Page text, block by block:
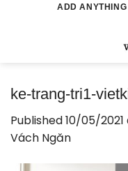
ADD
ke-trang-tri1-
Published10/05/2021
Vách Ngăn